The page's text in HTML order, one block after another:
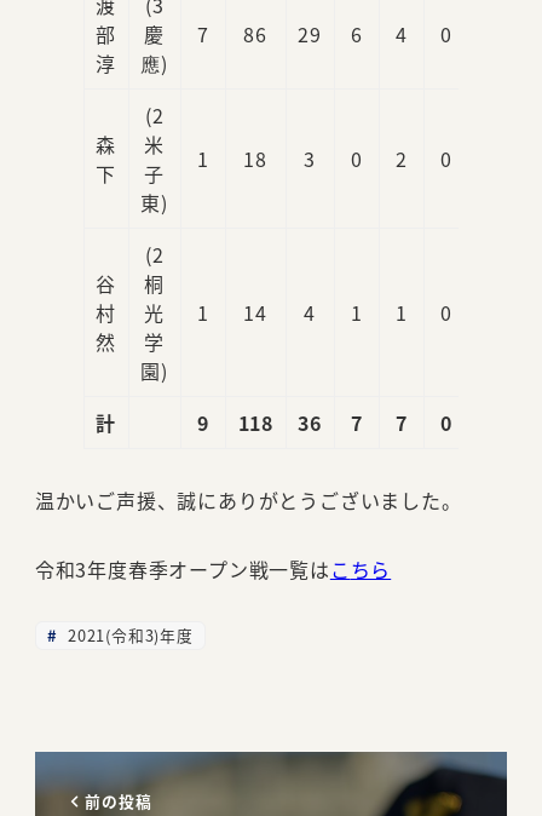
部
淳
慶
應)
7 86 29 6 4 0
森
下
(2
米
子
東)
1 18 3 0 2 0
谷
村
然
(2
桐
光
学
園)
1 14 4 1 1 0
計 9 118 36 7 7 0
温かいご声援、誠にありがとうございました。
令和3年度春季オープン戦一覧はこちら
2021(令和3)年度
前の投稿